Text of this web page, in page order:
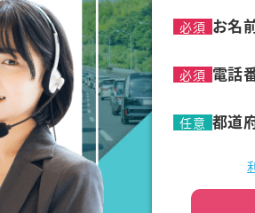
必須 お名
必須 電話
任意 都道